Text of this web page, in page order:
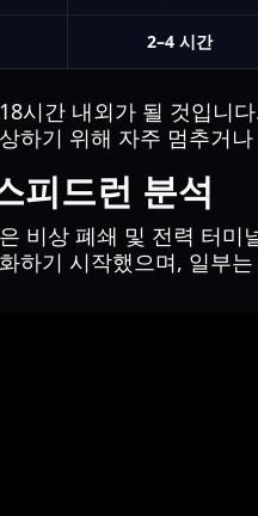
2–4 시간
시간 내외가 될 것입니
하기 위해 자주 멈추거
피드런 분석
비상 폐쇄 및 전력 터
하기 시작했으며, 일부